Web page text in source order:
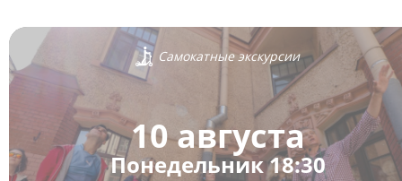
Самокатные экскурсии
10 августа
Понедельник 18:30